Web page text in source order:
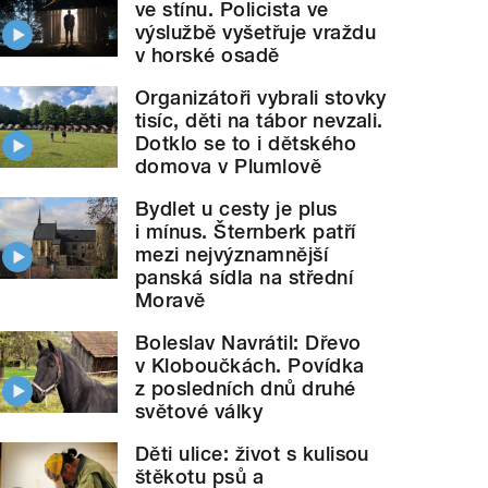
ve stínu. Policista ve
výslužbě vyšetřuje vraždu
v horské osadě
Organizátoři vybrali stovky
tisíc, děti na tábor nevzali.
Dotklo se to i dětského
domova v Plumlově
Bydlet u cesty je plus
i mínus. Šternberk patří
mezi nejvýznamnější
panská sídla na střední
Moravě
Boleslav Navrátil: Dřevo
v Kloboučkách. Povídka
z posledních dnů druhé
světové války
Děti ulice: život s kulisou
štěkotu psů a